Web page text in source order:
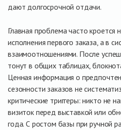
дают долгосрочной отдачи.
Главная проблема часто кроется
исполнения первого заказа, а в
взаимоотношениями. После
тонут в общих таблицах,
Ценная информация о
сезонности заказов не
критические триггеры: никто не
визиток перед выставкой или
года. С ростом базы при ручной